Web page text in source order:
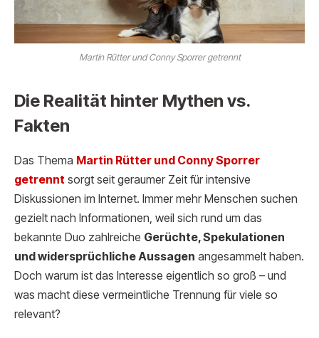
Martin Rütter und Conny Sporrer getrennt
Die Realität hinter Mythen vs.
Fakten
Das Thema Martin Rütter und Conny Sporrer
getrennt sorgt seit geraumer Zeit für intensive
Diskussionen im Internet. Immer mehr Menschen suchen
gezielt nach Informationen, weil sich rund um das
bekannte Duo zahlreiche Gerüchte, Spekulationen
und widersprüchliche Aussagen angesammelt haben.
Doch warum ist das Interesse eigentlich so groß – und
was macht diese vermeintliche Trennung für viele so
relevant?